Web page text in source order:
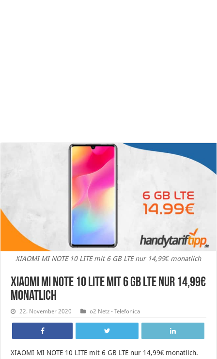
XIAOMI MI NOTE 10 LITE mit 6 GB LTE nur 14,99€ monatlich
XIAOMI MI NOTE 10 LITE mit 6 GB LTE nur 14,99€
monatlich
22. November 2020 o2 Netz - Telefonica
XIAOMI MI NOTE 10 LITE mit 6 GB LTE nur 14,99€ monatlich.